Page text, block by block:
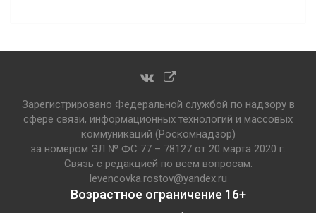
Зарегистрировано Федеральной службой по надзору в
сфере связи, информационных технологий и массовых
коммуникаций (Роскомнадзор)
за номером ЭЛ № ФС 77 – 78127 от 20 марта 2020 г.
Связь с редакцией по всем вопросам:
levencovka.rostov@yandex.ru
Возрастное ограничение 16+